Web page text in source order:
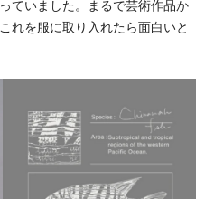
ていました。まるで芸術作品か
れを服に取り入れたら面白いと